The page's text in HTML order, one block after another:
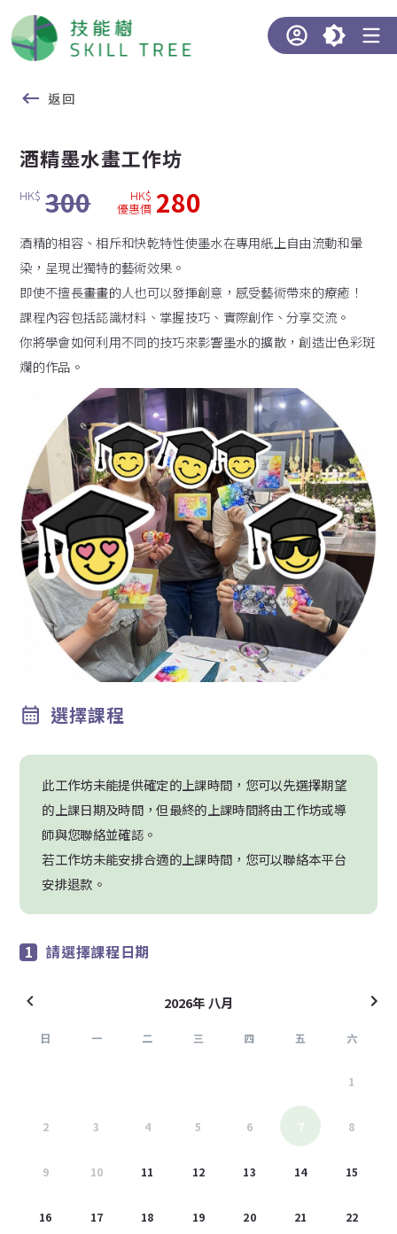
返回
酒精墨水畫工作坊
HK$ 300 HK$
優惠價 280
酒精的相容、相斥和快乾特性使墨水在專用紙上自由流動和暈
染，呈現出獨特的藝術效果。
即使不擅長畫畫的人也可以發揮創意，感受藝術帶來的療癒！
課程內容包括認識材料、掌握技巧、實際創作、分享交流。
你將學會如何利用不同的技巧來影響墨水的擴散，創造出色彩斑
斕的作品。
選擇課程
此工作坊未能提供確定的上課時間，您可以先選擇期望
的上課日期及時間，但最終的上課時間將由工作坊或導
師與您聯絡並確認。
若工作坊未能安排合適的上課時間，您可以聯絡本平台
安排退款。
請選擇課程日期
2026年 八月
日 一 二 三 四 五 六
1
2 3 4 5 6 7 8
9 10 11 12 13 14 15
16 17 18 19 20 21 22